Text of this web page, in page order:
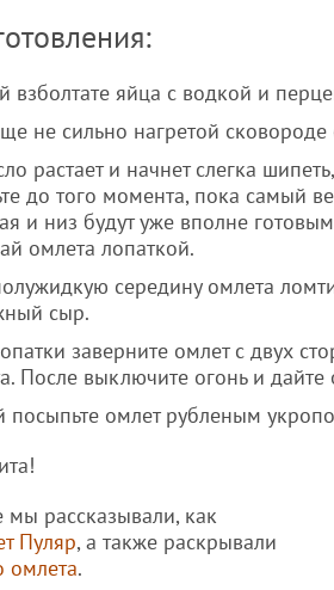
взболтате яйца с водкой и
не сильно нагретой
растает и начнет слегка
до того момента, пока самый
и низ будут уже вполне
омлета лопаткой.
середину омлета
сыр.
заверните омлет с двух
После выключите огонь и
посыпьте омлет рубленым
рассказывали, как
Пуляр, а также раскрывали
омлета.